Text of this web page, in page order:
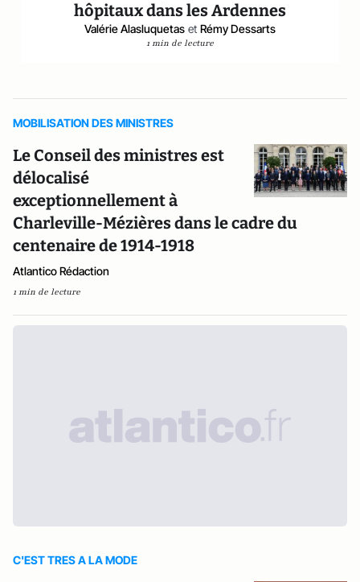
hôpitaux dans les Ardennes
Valérie Alasluquetas et Rémy Dessarts
1 min de lecture
MOBILISATION DES MINISTRES
Le Conseil des ministres est
délocalisé
exceptionnellement à
Charleville-Mézières dans le cadre du
centenaire de 1914-1918
Atlantico Rédaction
1 min de lecture
C'EST TRES A LA MODE